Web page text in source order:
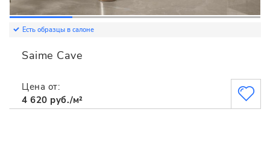
Есть образцы в салоне
Saime Cave
Цена от:
4 620 руб./м²